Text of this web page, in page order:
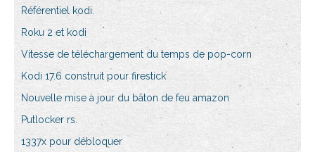
Référentiel kodi.
Roku 2 et kodi
Vitesse de téléchargement du temps de pop-corn
Kodi 17.6 construit pour firestick
Nouvelle mise à jour du bâton de feu amazon
Putlocker rs.
1337x pour débloquer